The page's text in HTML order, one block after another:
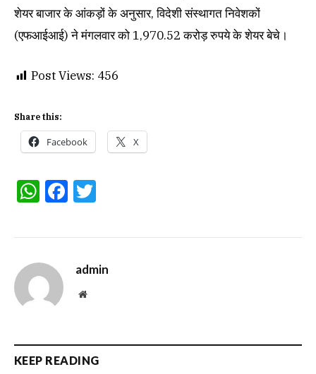
शेयर बाजार के आंकड़ों के अनुसार, विदेशी संस्थागत निवेशकों
(एफआईआई) ने मंगलवार को 1,970.52 करोड़ रुपये के शेयर बेचे।
Post Views: 456
Share this:
Facebook X
WhatsApp
Facebook
admin
Website
KEEP READING